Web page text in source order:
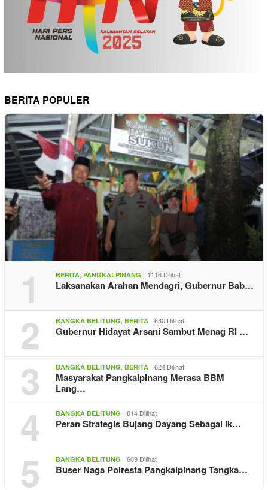
BERITA POPULER
1 BERITA PANGKALPINANG 1116 Dilihat
Laksanakan Arahan Mendagri, Gubernur Bab…
2 BANGKA BELITUNG BERITA 630 Dilihat
Gubernur Hidayat Arsani Sambut Menag RI …
3 BANGKA BELITUNG BERITA 624 Dilihat
Masyarakat Pangkalpinang Merasa BBM
Lang…
4 BANGKA BELITUNG 614 Dilihat
Peran Strategis Bujang Dayang Sebagai Ik…
5 BANGKA BELITUNG 609 Dilihat
Buser Naga Polresta Pangkalpinang Tangka…